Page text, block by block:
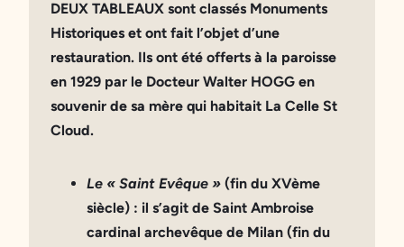
DEUX TABLEAUX sont classés Monuments
Historiques et ont fait l’objet d’une
restauration. Ils ont été offerts à la paroisse
en 1929 par le Docteur Walter HOGG en
souvenir de sa mère qui habitait La Celle St
Cloud.
Le « Saint Evêque » (fin du XVème
siècle) : il s’agit de Saint Ambroise
cardinal archevêque de Milan (fin du